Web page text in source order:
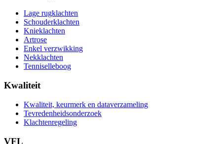
Lage rugklachten
Schouderklachten
Knieklachten
Artrose
Enkel verzwikking
Nekklachten
Tenniselleboog
Kwaliteit
Kwaliteit, keurmerk en dataverzameling
Tevredenheidsonderzoek
Klachtenregeling
VFL